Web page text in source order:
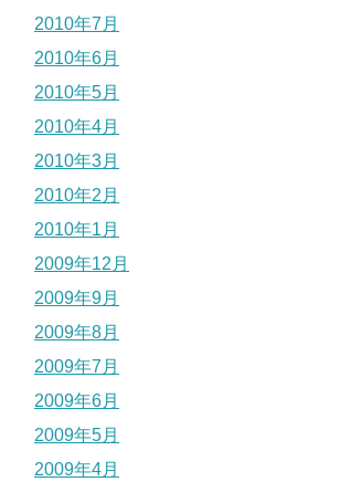
2010年7月
2010年6月
2010年5月
2010年4月
2010年3月
2010年2月
2010年1月
2009年12月
2009年9月
2009年8月
2009年7月
2009年6月
2009年5月
2009年4月